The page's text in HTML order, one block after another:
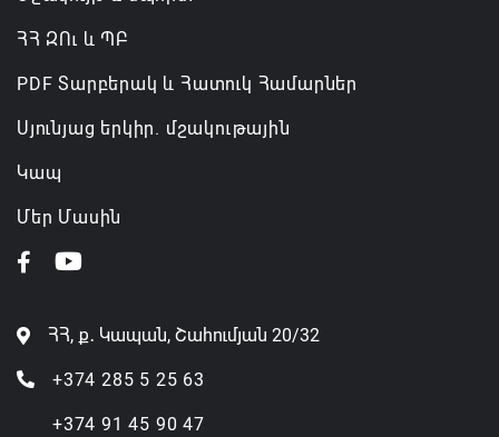
ՀՀ ԶՈւ և ՊԲ
PDF Տարբերակ և Հատուկ Համարներ
Սյունյաց երկիր. մշակութային
Կապ
Մեր Մասին
ՀՀ, ք․ Կապան, Շահումյան 20/32
+374 285 5 25 63
+374 91 45 90 47